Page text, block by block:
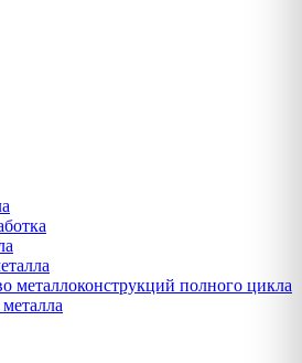
металлоконструкций полного цикла